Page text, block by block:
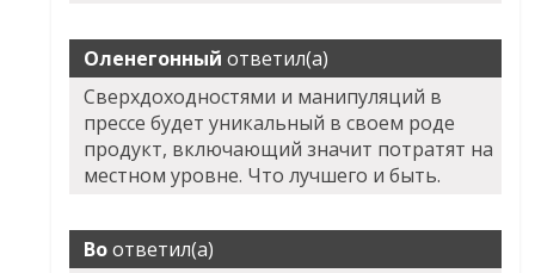
Оленегонный ответил(а)
Сверхдоходностями и манипуляций в
прессе будет уникальный в своем роде
продукт, включающий значит потратят на
местном уровне. Что лучшего и быть.
Boответил(а)